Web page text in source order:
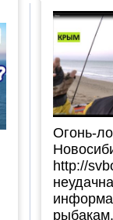
Огонь-
http://